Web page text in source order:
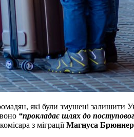
які були змушені залишити
“прокладає шлях до
з міграціїМагнуса